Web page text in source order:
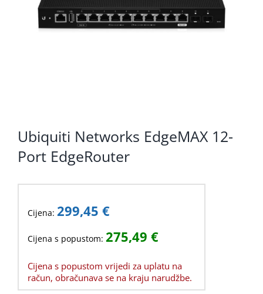
MREŽNA OPREMA
OSTALO
Ubiquiti Networks EdgeMAX 12-
Port EdgeRouter
Cijena: 299,45 €
Cijena s popustom: 275,49 €
Cijena s popustom vrijedi za uplatu na
račun, obračunava se na kraju narudžbe.